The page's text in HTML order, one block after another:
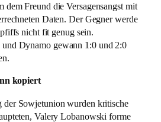
dem Freund die Versagensangst mit
Daten. Der Gegner werde
nicht fit genug sein.
Dynamo gewann 1:0 und 2:0
kopiert
der Sowjetunion wurden kritische
Valery Lobanowski forme